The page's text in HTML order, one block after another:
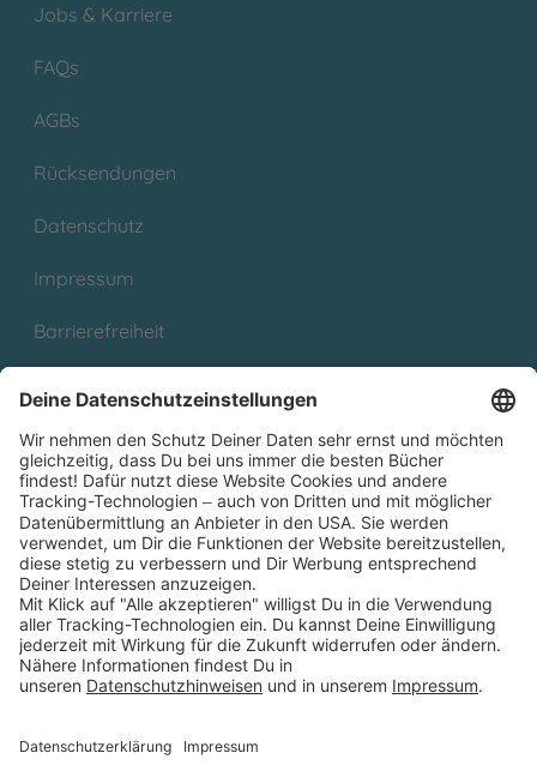
Jobs & Karriere
FAQs
AGBs
Rücksendungen
Datenschutz
Impressum
Barrierefreiheit
Partnerprogramm (Affiliate)
Folge uns auf
* Versandkostenfrei ab 9,00 € Bestellwert innerhalb
Deutschlands
** Lieferzeit 1-3 Werktage innerhalb Deutschlands
Thienemann-Esslinger Verlag GmbH, Blumenstraße 36, D-70182